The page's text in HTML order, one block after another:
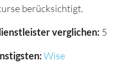
berücksichtigt.
verglichen: 5
Wise